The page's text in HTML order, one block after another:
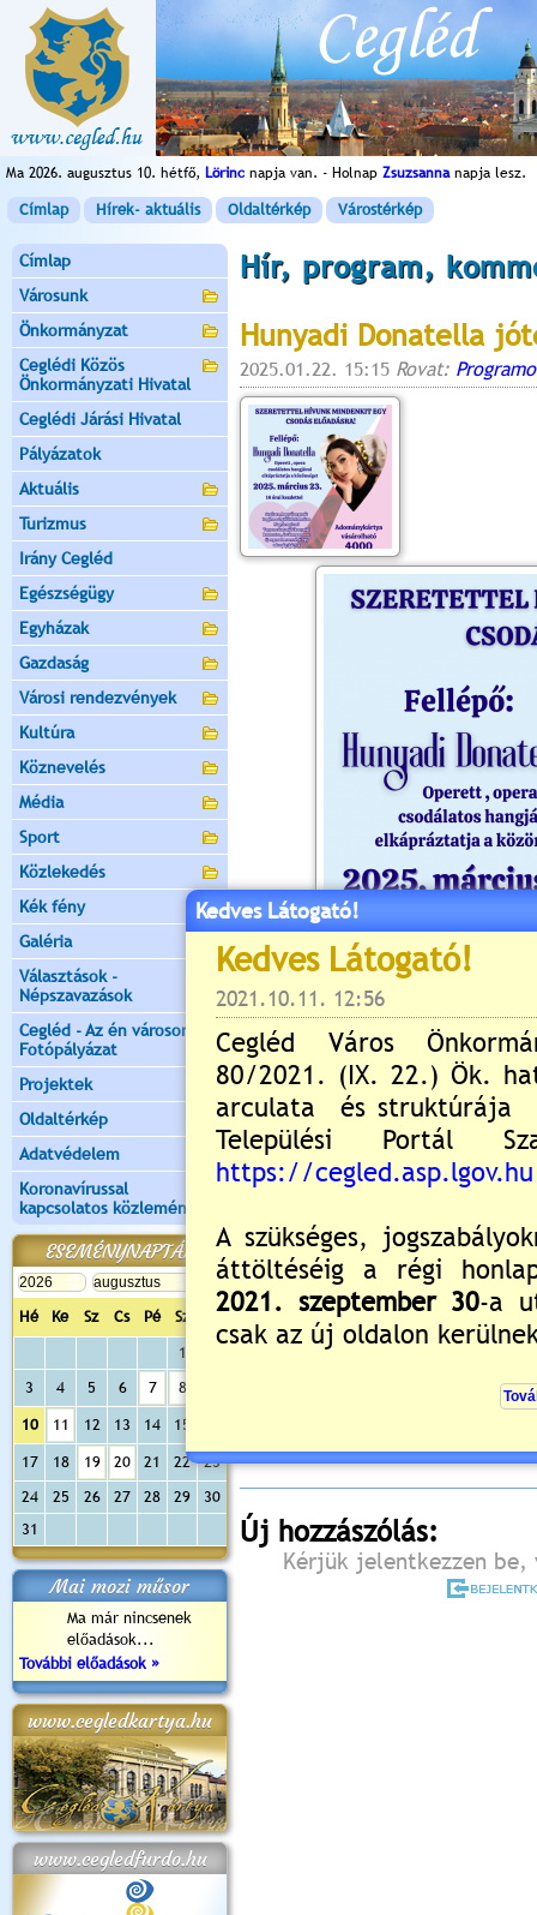
Ma 2026. augusztus 10. hétfő, Lörinc napja van. - Holnap Zsuzsannanapja lesz.
Címlap Hírek- aktuális Oldaltérkép Várostérkép
Címlap
Városunk
Önkormányzat
Ceglédi Közös
Önkormányzati Hivatal
Ceglédi Járási Hivatal
Pályázatok
Aktuális
Turizmus
Irány Cegléd
Egészségügy
Egyházak
Gazdaság
Városi rendezvények
Kultúra
Köznevelés
Média
Sport
Közlekedés
Kék fény
Galéria
Választások -
Népszavazások
Cegléd - Az én városom -
Fotópályázat
Projektek
Oldaltérkép
Adatvédelem
Koronavírussal
kapcsolatos közlemények
ESEMÉNYNAPTÁR
Hé Ke Sz Cs Pé Sz
Va
1
3
4 5 6 7 8
10 11 12 13 14 15
17 18 19 20 21 22
23
24
25 26 27 28 29
30
31
Mai mozi műsor
Ma már nincsenek
előadások...
További előadások »
www.cegledkartya.hu
www.cegledfurdo.hu
Hír, program,
Hunyadi Donatella
2025.01.22. 15:15 Rovat:
Még nincsenek hozzászólások
Új hozzászólás:
Kérjük jelentkezzen be,
Kedves Látogató!